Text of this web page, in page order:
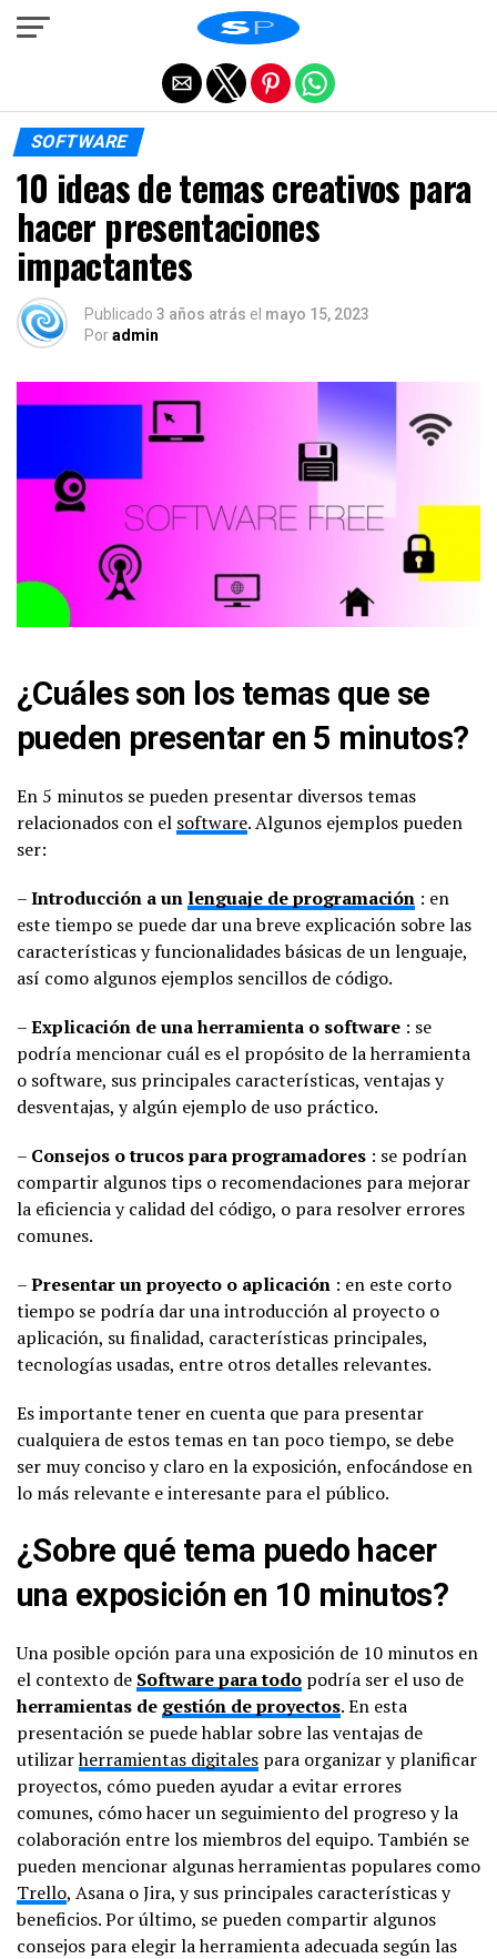
SOFTWARE
10 ideas de temas creativos para
hacer presentaciones
impactantes
Publicado 3 años atrás el mayo 15, 2023
Poradmin
¿Cuáles son los temas que se
pueden presentar en 5 minutos?
En 5 minutos se pueden presentar diversos temas
relacionados con el software. Algunos ejemplos pueden
ser:
–Introducción a un lenguaje de programación : en
este tiempo se puede dar una breve explicación sobre las
características y funcionalidades básicas de un lenguaje,
así como algunos ejemplos sencillos de código.
–Explicación de una herramienta o software : se
podría mencionar cuál es el propósito de la herramienta
o software, sus principales características, ventajas y
desventajas, y algún ejemplo de uso práctico.
– Consejos o trucos para programadores : se podrían
compartir algunos tips o recomendaciones para mejorar
la eficiencia y calidad del código, o para resolver errores
comunes.
–Presentar un proyecto o aplicación : en este corto
tiempo se podría dar una introducción al proyecto o
aplicación, su finalidad, características principales,
tecnologías usadas, entre otros detalles relevantes.
Es importante tener en cuenta que para presentar
cualquiera de estos temas en tan poco tiempo, se debe
ser muy conciso y claro en la exposición, enfocándose en
lo más relevante e interesante para el público.
¿Sobre qué tema puedo hacer
una exposición en 10 minutos?
Una posible opción para una exposición de 10 minutos en
el contexto de Software para todo podría ser el uso de
herramientas de gestión de proyectos. En esta
presentación se puede hablar sobre las ventajas de
utilizarherramientas digitales para organizar y planificar
proyectos, cómo pueden ayudar a evitar errores
comunes, cómo hacer un seguimiento del progreso y la
colaboración entre los miembros del equipo. También se
pueden mencionar algunas herramientas populares como
Trello, Asana o Jira, y sus principales características y
beneficios. Por último, se pueden compartir algunos
consejos para elegir la herramienta adecuada según las
Salir de la versión móvil